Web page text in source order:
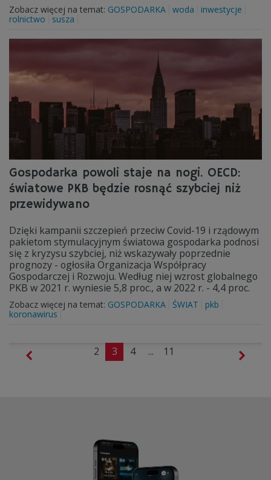
Zobacz więcej na temat: GOSPODARKA woda
inwestycje
rolnictwo
susza
Gospodarka powoli staje na nogi. OECD:
światowe PKB będzie rosnąć szybciej niż
przewidywano
Dzięki kampanii szczepień przeciw Covid-19 i rządowym
pakietom stymulacyjnym światowa gospodarka podnosi
się z kryzysu szybciej, niż wskazywały poprzednie
prognozy - ogłosiła Organizacja Współpracy
Gospodarczej i Rozwoju. Według niej wzrost globalnego
PKB w 2021 r. wyniesie 5,8 proc., a w 2022 r. - 4,4 proc.
Zobacz więcej na temat: GOSPODARKA ŚWIAT
pkb
koronawirus
2 3 4 ... 11